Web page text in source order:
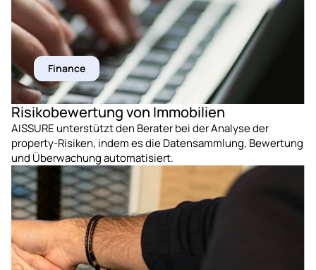
Finance
Risikobewertung von Immobilien
AISSURE unterstützt den Berater bei der Analyse der
property-Risiken, indem es die Datensammlung, Bewertung
und Überwachung automatisiert.